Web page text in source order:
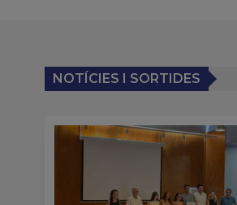
NOTÍCIES I SORTIDES